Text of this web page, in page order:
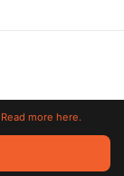
All trademarks
Read more here.